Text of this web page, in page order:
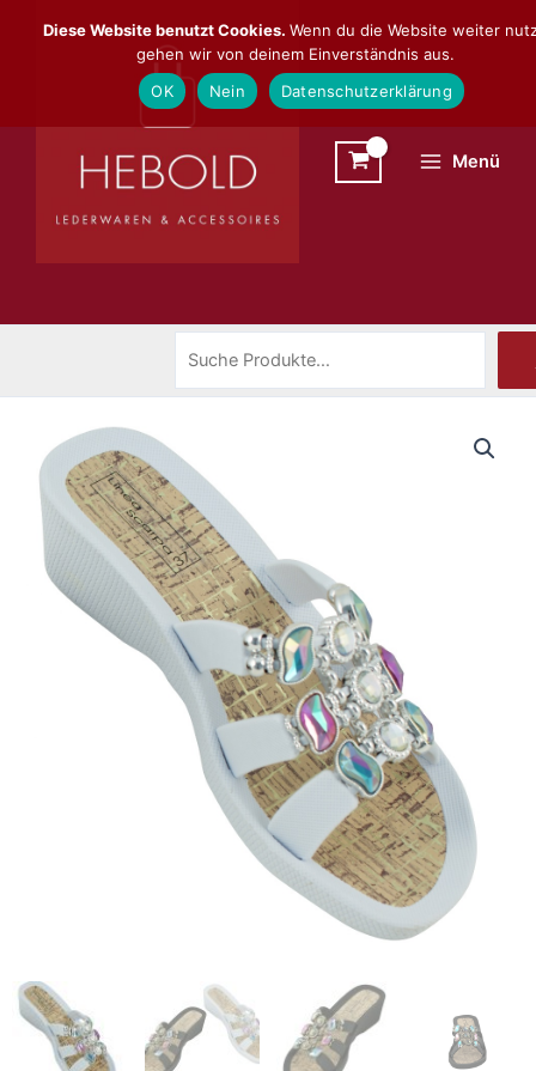
Inhalt
Menü
Diese Website benutzt Cookies. Wenn du die Website weiter
gehen wir von deinem Einverständnis aus.
OK
Nein Datenschutzerklärung